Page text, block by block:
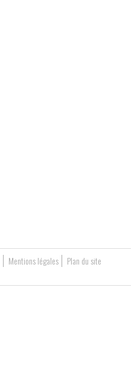
Mentions légales
Plan du site